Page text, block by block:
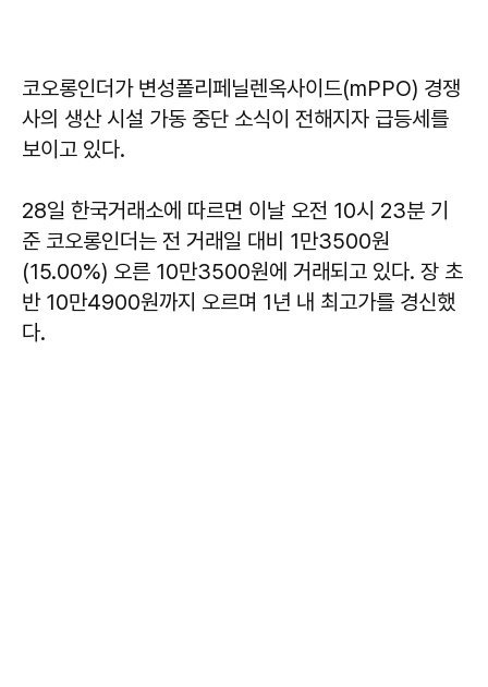
코오롱인더가 변성폴리페닐렌옥사이드(mPPO) 경쟁
사의 생산 시설 가동 중단 소식이 전해지자 급등세를
보이고 있다.
28일 한국거래소에 따르면 이날 오전 10시 23분 기
준 코오롱인더는 전 거래일 대비 1만3500원
(15.00%) 오른 10만3500원에 거래되고 있다. 장 초
반 10만4900원까지 오르며 1년 내 최고가를 경신했
다.